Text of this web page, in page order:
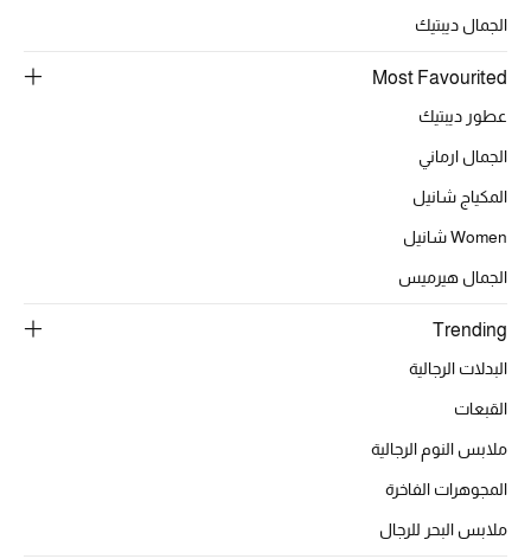
الموسم الجديد
الحقائب النسائية
حقائب رجالية
حقائب الأطفال
أبرز الحقائب
الجمال ديبتيك
Most Favourited
عطور ديبتيك
الجمال ارماني
المكياج شانيل
Women شانيل
الجمال هيرميس
Trending
البدلات الرجالية
القبعات
ملابس النوم الرجالية
المجوهرات الفاخرة
ملابس البحر للرجال